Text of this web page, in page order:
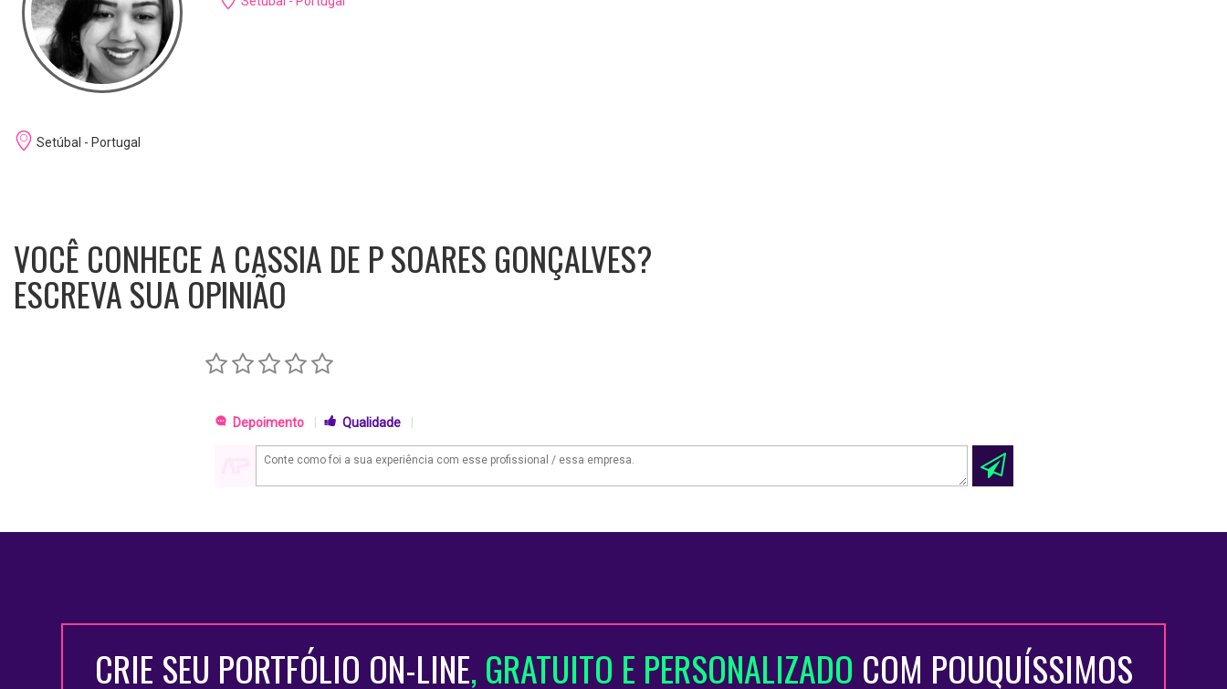
Setúbal - Portugal
VOCÊ CONHECE A CASSIA DE P SOARES GONÇALVES?
ESCREVA SUA OPINIÃO
Depoimento | Qualidade |
CRIE SEU PORTFÓLIO ON-LINE, GRATUITO E PERSONALIZADO COM POUQUÍSSIMOS